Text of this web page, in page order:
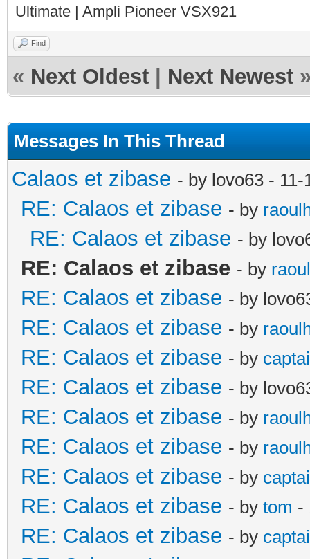
Ultimate | Ampli Pioneer VSX921
Find
« Next Oldest Next Newest
Messages In This Thread
Calaos et zibase - by lovo63 -
RE: Calaos et zibase - by
RE: Calaos et zibase - by
RE: Calaos et zibase - by
RE: Calaos et zibase - by
RE: Calaos et zibase - by
RE: Calaos et zibase - by
RE: Calaos et zibase - by
RE: Calaos et zibase - by
RE: Calaos et zibase - by
RE: Calaos et zibase - by
RE: Calaos et zibase - by tom -
RE: Calaos et zibase - by